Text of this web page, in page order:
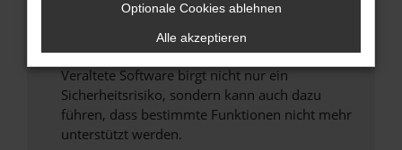
Stelle sicher, dass dein Browser und dein
Betriebssystem auf dem neuesten Stand
sind.
Veraltete Software birgt nicht nur ein
Sicherheitsrisiko, sondern kann auch dazu
führen, dass bestimmte Funktionen nicht mehr
unterstützt werden.
Optionale Cookies ablehnen
Alle akzeptieren